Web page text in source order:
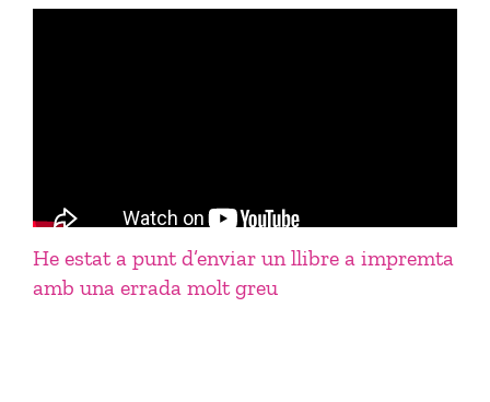
He estat a punt d’enviar un llibre a impremta
amb una errada molt greu